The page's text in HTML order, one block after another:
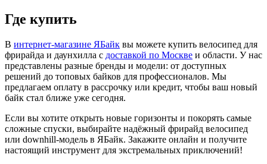
Где купить
В интернет-магазине ЯБайк вы можете купить велосипед для
фрирайда и даунхилла с доставкой по Москве и области. У нас
представлены разные бренды и модели: от доступных
решений до топовых байков для профессионалов. Мы
предлагаем оплату в рассрочку или кредит, чтобы ваш новый
байк стал ближе уже сегодня.
Если вы хотите открыть новые горизонты и покорять самые
сложные спуски, выбирайте надёжный фрирайд велосипед
или downhill-модель в ЯБайк. Закажите онлайн и получите
настоящий инструмент для экстремальных приключений!